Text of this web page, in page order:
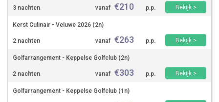
3 nachten
vanaf €210 p.p.
Bekijk >
Kerst Culinair - Veluwe 2026 (2n)
2 nachten
vanaf €263 p.p.
Bekijk >
Golfarrangement - Keppelse Golfclub (2n)
2 nachten
vanaf €303 p.p.
Bekijk >
Golfarrangement - Keppelse Golfclub (1n)